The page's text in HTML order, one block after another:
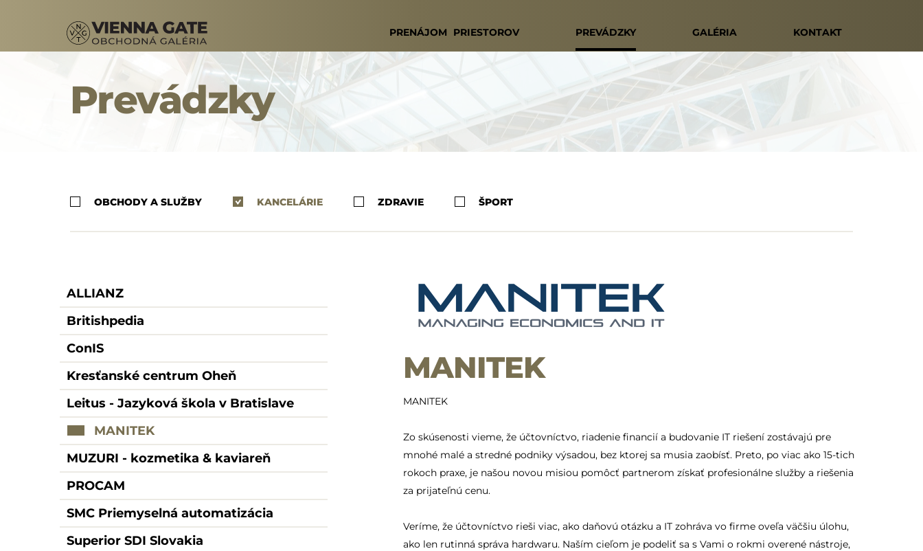
PRENÁJOM PRIESTOROV PREVÁDZKY GALÉRIA KONTAKT
Prevádzky
OBCHODY A SLUŽBY KANCELÁRIE ZDRAVIE ŠPORT
ALLIANZ
Britishpedia
ConIS
Kresťanské centrum Oheň
Leitus - Jazyková škola v Bratislave
MANITEK
MUZURI - kozmetika & kaviareň
PROCAM
SMC Priemyselná automatizácia
Superior SDI Slovakia
MANITEK
MANITEK
Zo skúsenosti vieme, že účtovníctvo, riadenie financií a budovanie IT riešení zostávajú pre
mnohé malé a stredné podniky výsadou, bez ktorej sa musia zaobísť. Preto, po viac ako 15-tich
rokoch praxe, je našou novou misiou pomôcť partnerom získať profesionálne služby a riešenia
za prijateľnú cenu.
Veríme, že účtovníctvo rieši viac, ako daňovú otázku a IT zohráva vo firme oveľa väčšiu úlohu,
ako len rutinná správa hardwaru. Naším cieľom je podeliť sa s Vami o rokmi overené nástroje,